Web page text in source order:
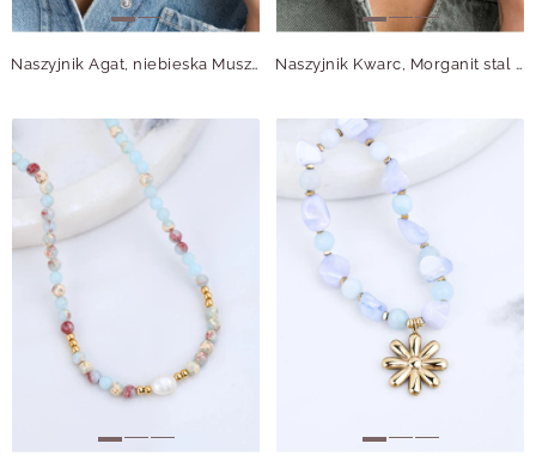
Naszyjnik Agat, niebieska Muszla, stal pozłacana S315065Z00 Naszyjnik Kwarc, Morganit stal pozłacana S316305Z00